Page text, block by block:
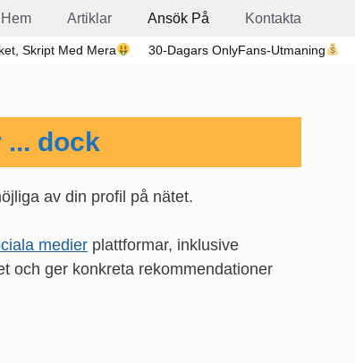
Hem Artiklar Ansök På Kontakta
Skript Med Mera 30-Dagars OnlyFans-Utmaning
dock
av din profil på nätet.
medier plattformar, inklusive
och ger konkreta rekommendationer